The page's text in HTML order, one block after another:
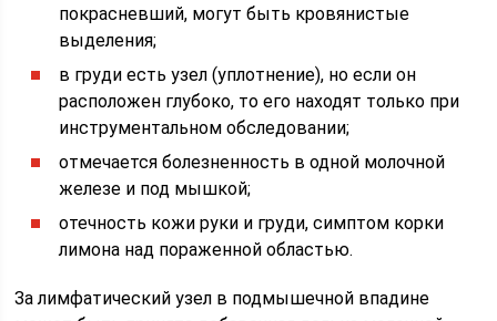
покрасневший, могут быть кровянистые
выделения;
в груди есть узел (уплотнение), но если он
расположен глубоко, то его находят только при
инструментальном обследовании;
отмечается болезненность в одной молочной
железе и под мышкой;
отечность кожи руки и груди, симптом корки
лимона над пораженной областью.
За лимфатический узел в подмышечной впадине